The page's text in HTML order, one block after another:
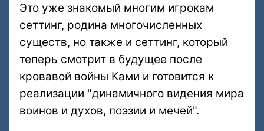
Это уже знакомый многим игрокам
сеттинг, родина многочисленных
существ, но также и сеттинг, который
теперь смотрит в будущее после
кровавой войны Ками и готовится к
реализации "динамичного видения мира
воинов и духов, поэзии и мечей".